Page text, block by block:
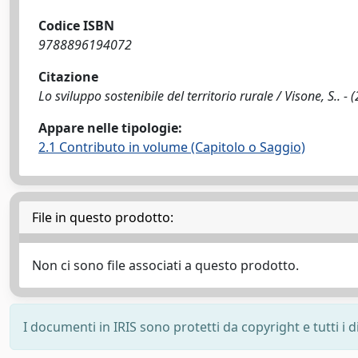
Codice ISBN
9788896194072
Citazione
Lo sviluppo sostenibile del territorio rurale / Visone, S.. -
Appare nelle tipologie:
2.1 Contributo in volume (Capitolo o Saggio)
File in questo prodotto:
Non ci sono file associati a questo prodotto.
I documenti in IRIS sono protetti da copyright e tutti i